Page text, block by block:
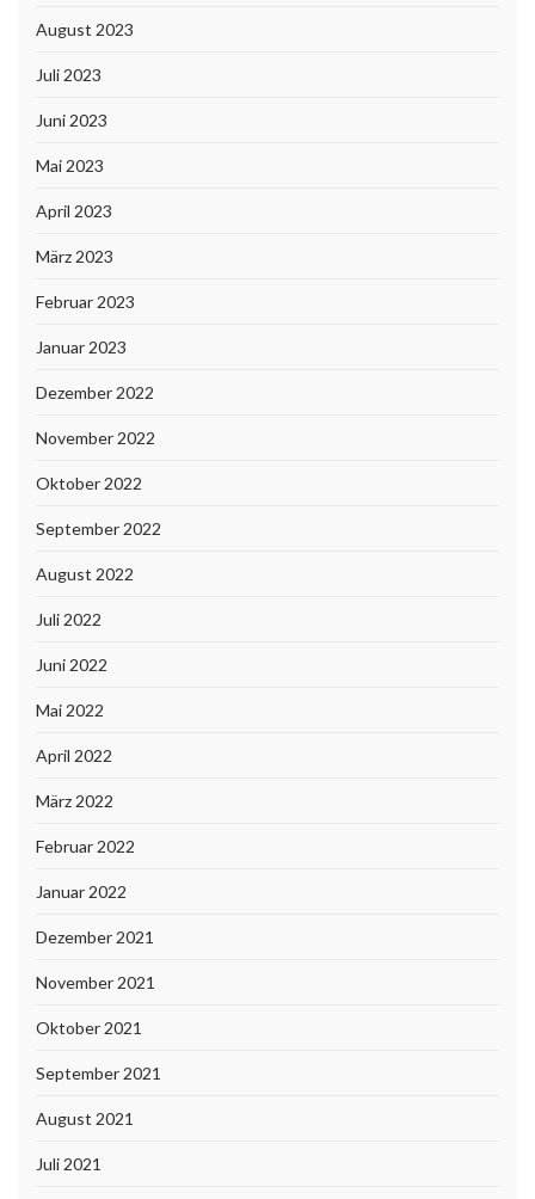
August 2023
Juli 2023
Juni 2023
Mai 2023
April 2023
März 2023
Februar 2023
Januar 2023
Dezember 2022
November 2022
Oktober 2022
September 2022
August 2022
Juli 2022
Juni 2022
Mai 2022
April 2022
März 2022
Februar 2022
Januar 2022
Dezember 2021
November 2021
Oktober 2021
September 2021
August 2021
Juli 2021